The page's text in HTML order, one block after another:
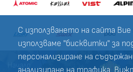
С използването на сайта
използваме "бисквитки" за
персонализиране на
анализиране на трафика.